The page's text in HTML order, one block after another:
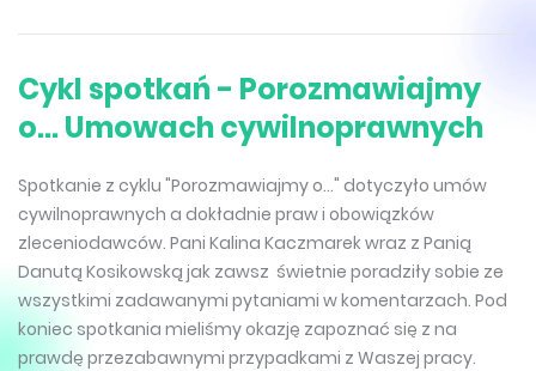
Cykl spotkań - Porozmawiajmy
o... Umowach cywilnoprawnych
Spotkanie z cyklu "Porozmawiajmy o..." dotyczyło umów
cywilnoprawnych a dokładnie praw i obowiązków
zleceniodawców. Pani Kalina Kaczmarek wraz z Panią
Danutą Kosikowską jak zawsz świetnie poradziły sobie ze
wszystkimi zadawanymi pytaniami w komentarzach. Pod
koniec spotkania mieliśmy okazję zapoznać się z na
prawdę przezabawnymi przypadkami z Waszej pracy.